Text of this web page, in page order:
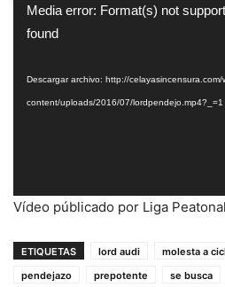
Reproductor
de
Media error: Format(s) not
found
Descargar archivo: http://celayasincensura.com/
content/uploads/2016/07/lordpendejo.mp4?_=1
Vídeo públicado por Liga
ETIQUETAS lord audi molesta a
pendejazo
prepotente se busca